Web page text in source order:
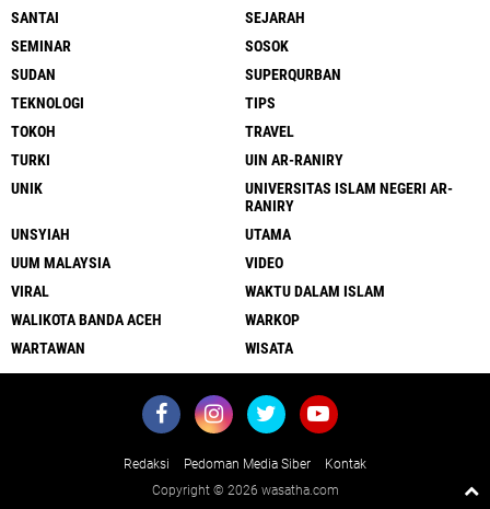
SANTAI
SEJARAH
SEMINAR
SOSOK
SUDAN
SUPERQURBAN
TEKNOLOGI
TIPS
TOKOH
TRAVEL
TURKI
UIN AR-RANIRY
UNIK
UNIVERSITAS ISLAM NEGERI AR-
RANIRY
UNSYIAH
UTAMA
UUM MALAYSIA
VIDEO
VIRAL
WAKTU DALAM ISLAM
WALIKOTA BANDA ACEH
WARKOP
WARTAWAN
WISATA
Redaksi Pedoman Media Siber
Kontak
Copyright © 2026 wasatha.com